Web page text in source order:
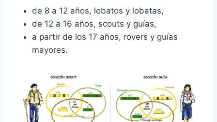
de 8 a 12 años, lobatos y lobatas,
de 12 a 16 años, scouts y guías,
a partir de los 17 años, rovers y guías
mayores.